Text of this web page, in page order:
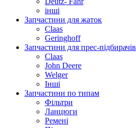
інші
Запчастини для жаток
Claas
Geringhoff
Запчастини для прес-підбирачів
Claas
John Deere
Welger
Інші
Запчастини по типам
Фільтри
Ланцюги
Ремені